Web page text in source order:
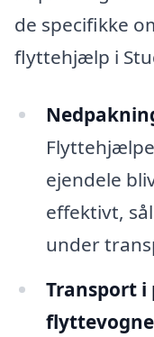
de specifikke
flyttehjælp i
ejendele
effektivt,
under
Transport i